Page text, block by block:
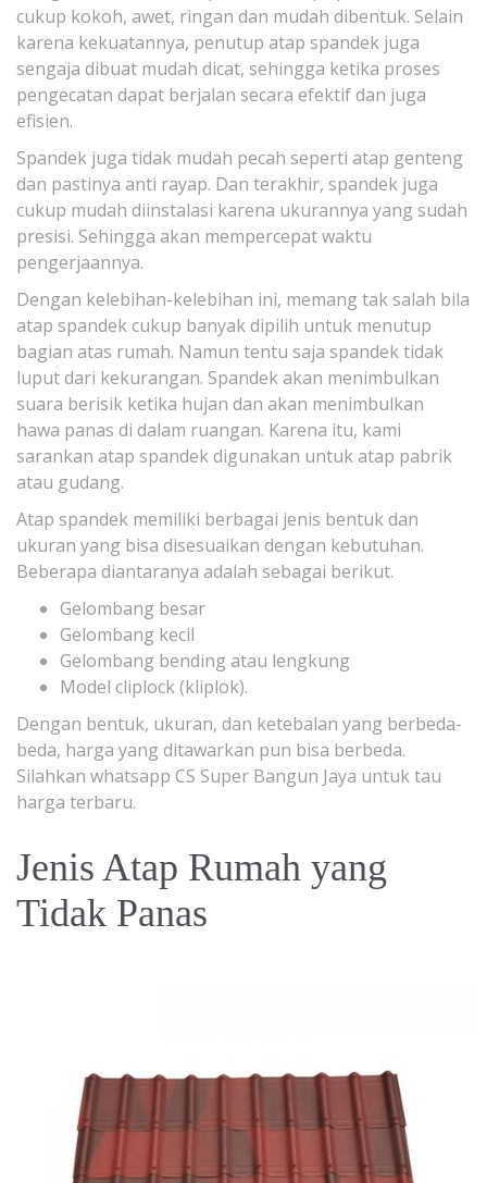
cukup kokoh, awet, ringan dan mudah dibentuk. Selain
karena kekuatannya, penutup atap spandek juga
sengaja dibuat mudah dicat, sehingga ketika proses
pengecatan dapat berjalan secara efektif dan juga
efisien.
Spandek juga tidak mudah pecah seperti atap genteng
dan pastinya anti rayap. Dan terakhir, spandek juga
cukup mudah diinstalasi karena ukurannya yang sudah
presisi. Sehingga akan mempercepat waktu
pengerjaannya.
Dengan kelebihan-kelebihan ini, memang tak salah bila
atap spandek cukup banyak dipilih untuk menutup
bagian atas rumah. Namun tentu saja spandek tidak
luput dari kekurangan. Spandek akan menimbulkan
suara berisik ketika hujan dan akan menimbulkan
hawa panas di dalam ruangan. Karena itu, kami
sarankan atap spandek digunakan untuk atap pabrik
atau gudang.
Atap spandek memiliki berbagai jenis bentuk dan
ukuran yang bisa disesuaikan dengan kebutuhan.
Beberapa diantaranya adalah sebagai berikut.
Gelombang besar
Gelombang kecil
Gelombang bending atau lengkung
Model cliplock (kliplok).
Dengan bentuk, ukuran, dan ketebalan yang berbeda-
beda, harga yang ditawarkan pun bisa berbeda.
Silahkan whatsapp CS Super Bangun Jaya untuk tau
harga terbaru.
Jenis Atap Rumah yang
Tidak Panas